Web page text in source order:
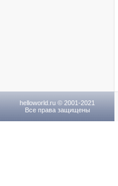
helloworld.ru © 2001-2021
Все права защищены